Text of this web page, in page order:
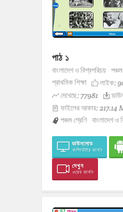
পাঠ ১
বাংলাদেশ ও বিশ্বপরিচয়
প্রাথমিক শিক্ষা
লাইক:
দেখেছে: 77981
ফাইলের আকার: 217.14
পঞ্চম শ্রেণি বাংলাদেশ ও
ডাউনলোড
কম্পিউটার ভার্সন
দেখুন
ওয়েব ভার্সন